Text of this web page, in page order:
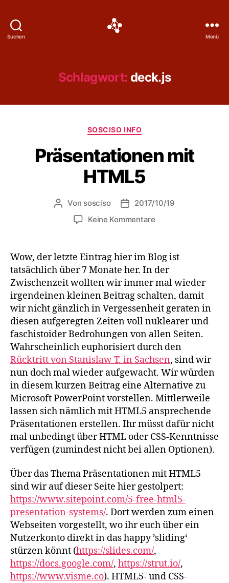
Suchen Menü
Schlagwort: deck.js
Kategorien
SOSCISO INFO
Präsentationen mit
HTML5
Beitragsautor
Von sosciso Veröffentlichungsdatum
2017/10/19
Keine Kommentarezu
HTML5
Wow, der letzte Eintrag hier im Blog ist
tatsächlich über 7 Monate her. In der
Zwischenzeit wollten wir immer mal wieder
irgendeinen kleinen Beitrag schalten, damit
wir nicht gänzlich in Vergessenheit geraten in
diesen aufgeregten Zeiten voll nuklearer und
faschistoider Bedrohungen von allen Seiten.
Wahrscheinlich euphorisiert durch den
Rücktritt von Stanislaw T. in Sachsen, sind wir
nun doch mal wieder aufgewacht. Wir würden
in diesem kurzen Beitrag eine Alternative zu
Microsoft PowerPoint vorstellen. Mittlerweile
lassen sich nämlich mit HTML5 ansprechende
Präsentationen erstellen. Ihr müsst dafür nicht
mal unbedingt über HTML oder CSS-Kenntnisse
verfügen (zumindest nicht bei allen Optionen).
Über das Thema Präsentationen mit HTML5
sind wir auf dieser Seite hier gestolpert:
https://www.sitepoint.com/5-free-html5-
presentation-systems/. Dort werden zum einen
Webseiten vorgestellt, wo ihr euch über ein
Nutzerkonto direkt in das happy ’sliding‘
stürzen könnt (https://slides.com/,
https://docs.google.com/, https://strut.io/,
https://www.visme.co). HTML5- und CSS-